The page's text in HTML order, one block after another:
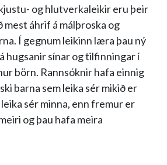
og hlutverkaleikir eru þeir
mest áhrif á málþroska og
Í gegnum leikinn læra þau ný
hugsanir sínar og tilfinningar í
börn. Rannsóknir hafa einnig
barna sem leika sér mikið er
sér minna, enn fremur er
og þau hafa meira